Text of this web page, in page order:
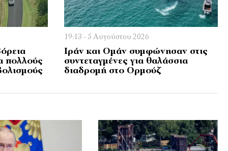
πολλούς
19:13 - 5 Αυγούστου 2026
Ιράν και Ομάν συμφώνησαν στις
συντεταγμένες για θαλάσσια
διαδρομή στο Ορμούζ